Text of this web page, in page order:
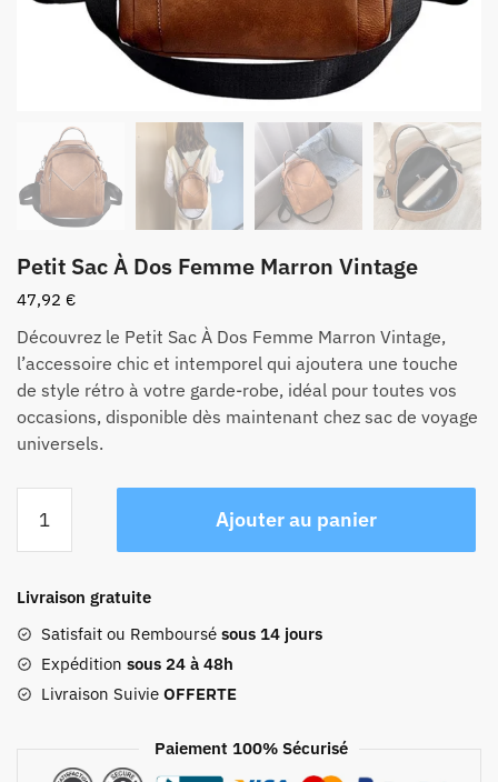
Petit Sac À Dos Femme Marron Vintage
47,92 €
Découvrez le Petit Sac À Dos Femme Marron Vintage,
l’accessoire chic et intemporel qui ajoutera une touche
de style rétro à votre garde-robe, idéal pour toutes vos
occasions, disponible dès maintenant chez sac de voyage
universels.
Petit
À
Dos
Femme
Marron
Ajouter au panier
Livraison gratuite
Satisfait ou Remboursé sous 14 jours
Expédition sous 24 à 48h
Livraison Suivie OFFERTE
Paiement 100% Sécurisé